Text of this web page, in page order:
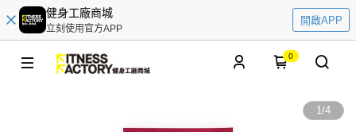
健身工廠商城
立刻使用官方APP
開啟APP
0
1/4